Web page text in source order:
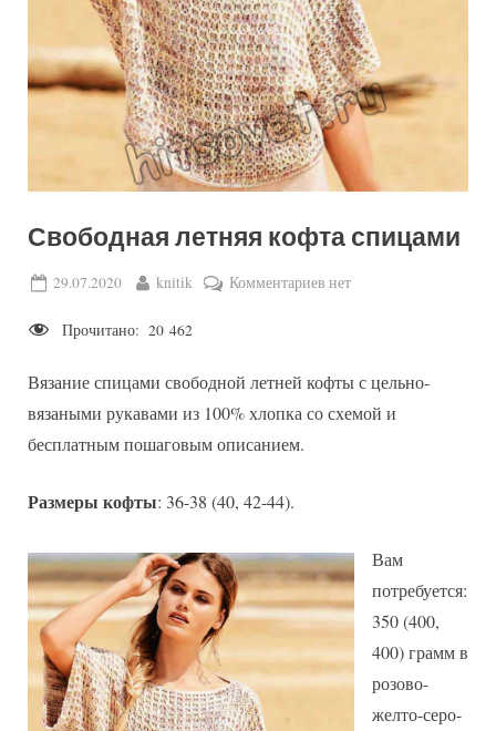
Свободная летняя кофта спицами
Posted
29.07.2020 By
knitik Комментариевк
кофта
спицами
нет
Прочитано: 20 462
Вязание спицами свободной летней кофты с цельно-
вязаными рукавами из 100% хлопка со схемой и
бесплатным пошаговым описанием.
Размеры кофты: 36-38 (40, 42-44).
Вам
потребуется:
350 (400,
400) грамм в
розово-
желто-серо-